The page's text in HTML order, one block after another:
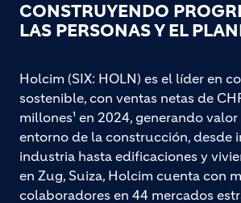
CONSTRUYENDO
LAS PERSONAS Y EL
Holcim (SIX: HOLN) es el líder en
sostenible, con ventas netas de
millones¹ en 2024, generando
entorno de la construcción, desde
industria hasta edificaciones y
en Zug, Suiza, Holcim cuenta con
colaboradores en 44 mercados